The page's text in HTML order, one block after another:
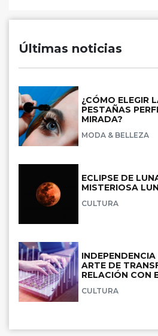
Últimas noticias
¿CÓMO ELEGIR
PESTAÑAS
MIRADA?
MODA & BELLEZA
ECLIPSE DE
MISTERIOSA
CULTURA
ARTE DE
RELACIÓN CON
CULTURA